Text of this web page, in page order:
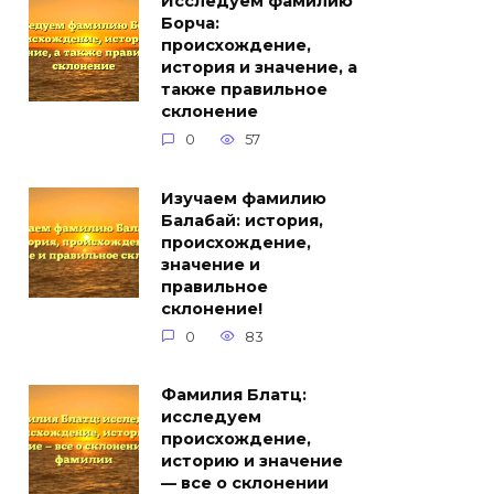
Борча:
происхождение,
история и значение, а
также правильное
склонение
0 57
Изучаем фамилию
Балабай: история,
происхождение,
значение и
правильное
склонение!
0 83
Фамилия Блатц:
исследуем
происхождение,
историю и значение
— все о склонении